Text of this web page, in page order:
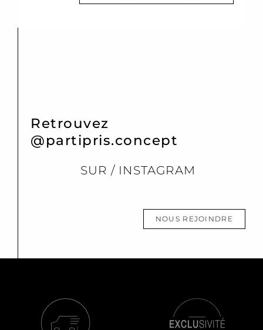
Retrouvez
@partipris.concept
SUR / INSTAGRAM
NOUS REJOINDRE